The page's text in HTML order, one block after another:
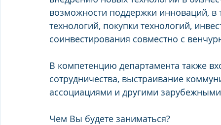
возможности поддержки инноваций,
технологий, покупки технологий,
соинвестирования совместно с
В компетенцию департамента также
сотрудничества, выстраивание
ассоциациями и другими
Чем Вы будете заниматься?